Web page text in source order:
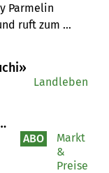
Parmelin
ruft zum
Das Problem ist
Landleben
ABO
Markt
&
Preise